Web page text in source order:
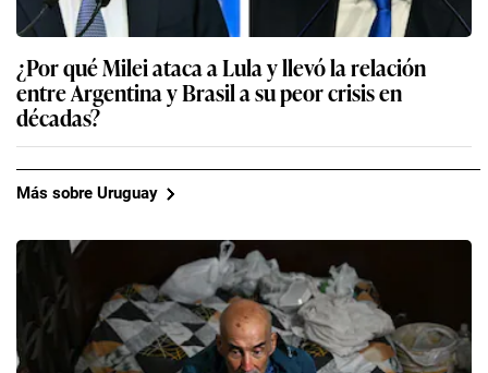
¿Por qué Milei ataca a Lula y llevó la relación
entre Argentina y Brasil a su peor crisis en
décadas?
Más sobre Uruguay